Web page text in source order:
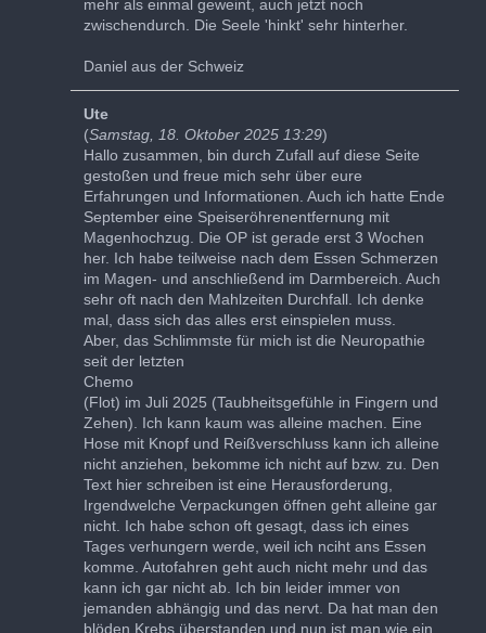
mehr als einmal geweint, auch jetzt noch
zwischendurch. Die Seele 'hinkt' sehr hinterher.
Daniel aus der Schweiz
Ute
(Samstag, 18. Oktober 2025 13:29)
Hallo zusammen, bin durch Zufall auf diese Seite
gestoßen und freue mich sehr über eure
Erfahrungen und Informationen. Auch ich hatte Ende
September eine Speiseröhrenentfernung mit
Magenhochzug. Die OP ist gerade erst 3 Wochen
her. Ich habe teilweise nach dem Essen Schmerzen
im Magen- und anschließend im Darmbereich. Auch
sehr oft nach den Mahlzeiten Durchfall. Ich denke
mal, dass sich das alles erst einspielen muss.
Aber, das Schlimmste für mich ist die Neuropathie
seit der letzten
Chemo
(Flot) im Juli 2025 (Taubheitsgefühle in Fingern und
Zehen). Ich kann kaum was alleine machen. Eine
Hose mit Knopf und Reißverschluss kann ich alleine
nicht anziehen, bekomme ich nicht auf bzw. zu. Den
Text hier schreiben ist eine Herausforderung,
Irgendwelche Verpackungen öffnen geht alleine gar
nicht. Ich habe schon oft gesagt, dass ich eines
Tages verhungern werde, weil ich nciht ans Essen
komme. Autofahren geht auch nicht mehr und das
kann ich gar nicht ab. Ich bin leider immer von
jemanden abhängig und das nervt. Da hat man den
blöden Krebs überstanden und nun ist man wie ein